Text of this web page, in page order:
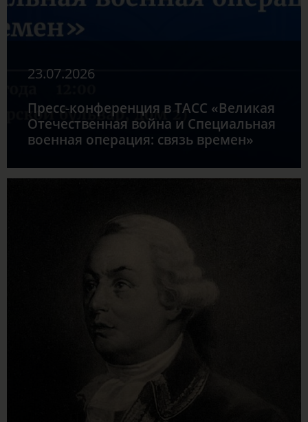
23.07.2026
Пресс-конференция в ТАСС «Великая
Отечественная война и Специальная
военная операция: связь времен»